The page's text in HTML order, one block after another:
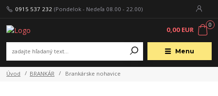
Menu
0915 537 232 (Pondelok - Nedeľa 08.00 - 22.00)
0
0,00 EUR
Úvod BRANKÁR Brankárske nohavice